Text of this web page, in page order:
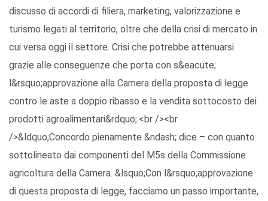
discusso di accordi di filiera, marketing, valorizzazione e
turismo legati al territorio, oltre che della crisi di mercato in
cui versa oggi il settore. Crisi che potrebbe attenuarsi
grazie alle conseguenze che porta con s&eacute;
l&rsquo;approvazione alla Camera della proposta di legge
contro le aste a doppio ribasso e la vendita sottocosto dei
prodotti agroalimentari&rdquo;.<br /><br
/>&ldquo;Concordo pienamente &ndash; dice – con quanto
sottolineato dai componenti del M5s della Commissione
agricoltura della Camera. &lsquo;Con l&rsquo;approvazione
di questa proposta di legge, facciamo un passo importante,